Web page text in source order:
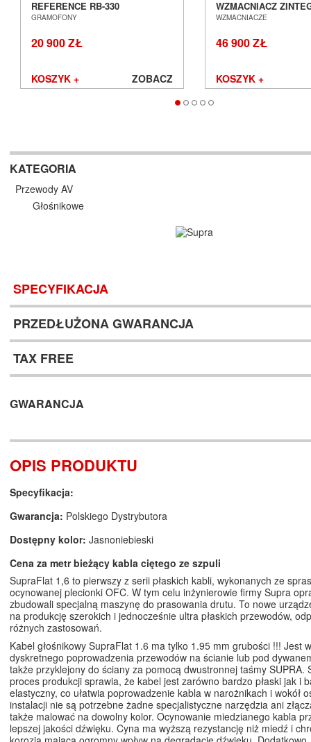
REFERENCE RB-330
GRAMOFON ANALOGOWY
GRAMOFONY
20 900 ZŁ
KOSZYK + ZOBACZ
WZMACNIACZ
SALON POZNAŃ
WZMACNIACZE
46 900 ZŁ
KOSZYK +
KATEGORIA
Przewody AV
Głośnikowe
SPECYFIKACJA
PRZEDŁUŻONA GWARANCJA
TAX FREE
GWARANCJA
OPIS PRODUKTU
Specyfikacja:
Gwarancja: Polskiego Dystrybutora
Dostępny kolor: Jasnoniebieski
Cena za metr bieżący kabla ciętego ze szpuli
SupraFlat 1,6 to pierwszy z serii płaskich kabli, wykonanych ze
ocynowanej plecionki OFC. W tym celu inżynierowie firmy Supra
zbudowali specjalną maszynę do prasowania drutu. To nowe
na produkcję szerokich i jednocześnie ultra płaskich przewodów,
różnych zastosowań.
Kabel głośnikowy SupraFlat 1.6 ma tylko 1.95 mm grubości !!! Jest
dyskretnego poprowadzenia przewodów na ścianie lub pod
także przyklejony do ściany za pomocą dwustronnej taśmy SUPRA.
proces produkcji sprawia, że kabel jest zarówno bardzo płaski jak i
elastyczny, co ułatwia poprowadzenie kabla w narożnikach i wokół
instalacji nie są potrzebne żadne specjalistyczne narzędzia ani
także malować na dowolny kolor. Ocynowanie miedzianego kabla
lepszej jakości dźwięku. Cyna ma wyższą rezystancję niż miedź i